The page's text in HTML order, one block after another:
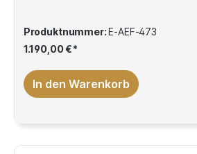
Produktnummer:E-AEF-473
1.190,00 €*
In den Warenkorb